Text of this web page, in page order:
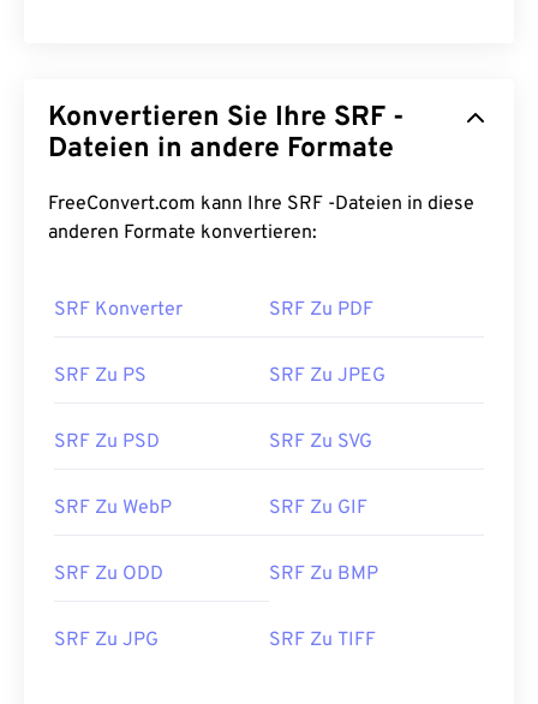
Konvertieren Sie Ihre SRF -
Dateien in andere Formate
FreeConvert.com kann Ihre SRF -Dateien in diese
anderen Formate konvertieren:
SRF Konverter SRF Zu PDF
SRF Zu PS SRF Zu JPEG
SRF Zu PSD SRF Zu SVG
SRF Zu WebP SRF Zu GIF
SRF Zu ODD SRF Zu BMP
SRF Zu JPG SRF Zu TIFF